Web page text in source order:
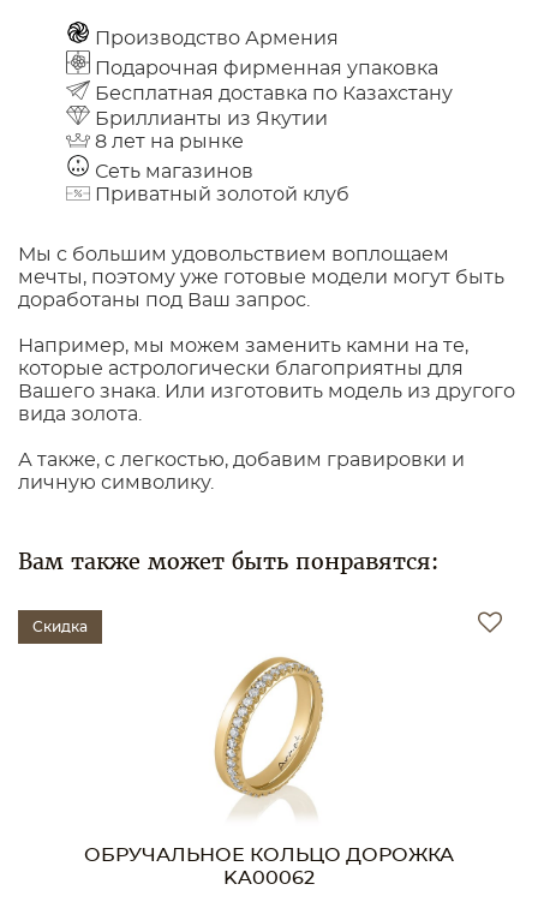
Производство Армения
Подарочная фирменная упаковка
Бесплатная доставка по Казахстану
Бриллианты из Якутии
8 лет на рынке
Сеть магазинов
Приватный золотой клуб
Мы с большим удовольствием воплощаем
мечты, поэтому уже готовые модели могут быть
доработаны под Ваш запрос.
Например, мы можем заменить камни на те,
которые астрологически благоприятны для
Вашего знака. Или изготовить модель из другого
вида золота.
А также, с легкостью, добавим гравировки и
личную символику.
Вам также может быть понравятся:
Скидка
ОБРУЧАЛЬНОЕ КОЛЬЦО ДОРОЖКА
KA00062